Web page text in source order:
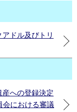
ドル及びトリ
産への登録決定
会における審議